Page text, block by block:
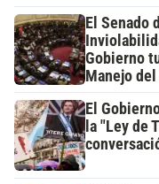
El Senado
Gobierno
Manejo
El
la "Ley de